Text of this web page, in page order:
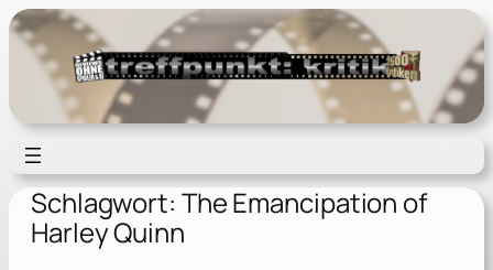
Zum
Inhalt
springen
Schlagwort: The Emancipation of
Harley Quinn